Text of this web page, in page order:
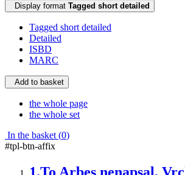
Display format Tagged short detailed
Tagged short detailed
Detailed
ISBD
MARC
Add to basket
the whole page
the whole set
In the basket (0)
#tpl-btn-affix
1.To Arbes nenapsal,